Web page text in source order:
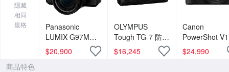
隱藏
相同
規格
Panasonic
LUMIX G97M
DC-G97M G97
單機身 + 12-
$20,900
OLYMPUS
Tough TG-7 防水
相機 公司貨
$16,245
Canon
PowerShot
艦級Vlog 影
機 公司貨
$24,990
商品特色